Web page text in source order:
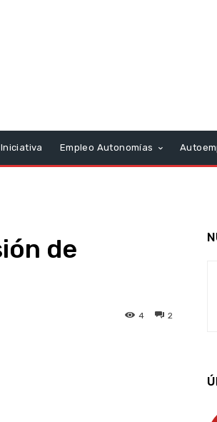
Iniciativa Empleo Autonomías
de
2
4